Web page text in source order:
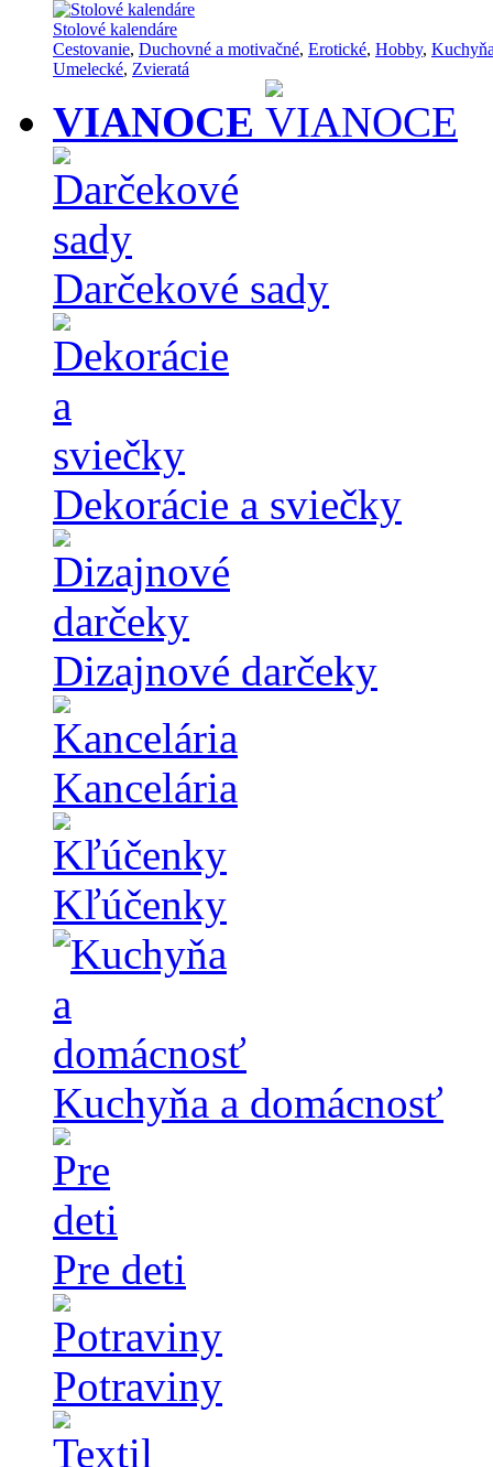
Stolové kalendáre
Cestovanie, Duchovné a motivačné, Erotické, Hobby,
Umelecké, Zvieratá
VIANOCE
Darčekové sady
Dekorácie a sviečky
Dizajnové darčeky
Kancelária
Kľúčenky
Kuchyňa a domácnosť
Pre deti
Potraviny